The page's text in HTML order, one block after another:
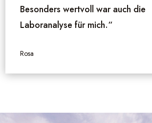
Besonders wertvoll war auch die
Laboranalyse für mich.“
Rosa